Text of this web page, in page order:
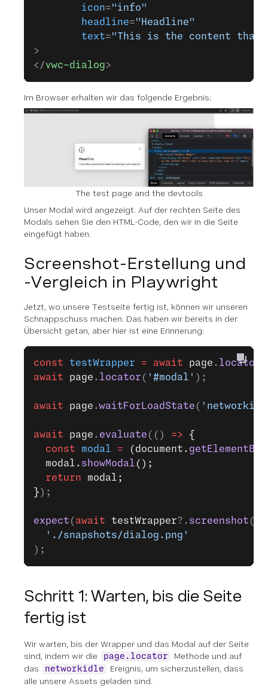
		icon
="info"
		headline
="Headline"
		text
="This is the content
</vwc-dialog>
Im Browser erhalten wir das folgende Ergebnis:
The test page and the devtools
Unser Modal wird angezeigt. Auf der rechten Seite des
Modals sehen Sie den HTML-Code, den wir in die Seite
eingefügt haben.
Screenshot-Erstellung und
-Vergleich in Playwright
Jetzt, wo unsere Testseite fertig ist, können wir unseren
Schnappschuss machen. Das haben wir bereits in der
Übersicht getan, aber hier ist eine Erinnerung:
const testWrapper = await page . locator
await page . locator ( '#modal' );
await page .waitForLoadState (
await page . evaluate (() => {
  const
modal = (document.
  modal.
showModal ();
  return
modal;
} );
expect ( await testWrapper?. screenshot
  './snapshots/dialog.png'
);
Schritt 1: Warten, bis die Seite
fertig ist
Wir warten, bis der Wrapper und das Modal auf der Seite
sind, indem wir die
page.locator
Methode und auf
das
networkidle
Ereignis, um sicherzustellen, dass
alle unsere Assets geladen sind.